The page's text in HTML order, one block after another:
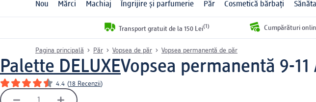
Nou Mărci Machiaj Îngrijire și parfumerie Păr Cosmetică bărbați
Transport gratuit de la 150 Lei(1) Cumpărături
Pagina principală Păr Vopsea de păr Vopsea permanentă de păr
Palette DELUXEVopsea permanentă 9-
4.4 (18 Recenzii)